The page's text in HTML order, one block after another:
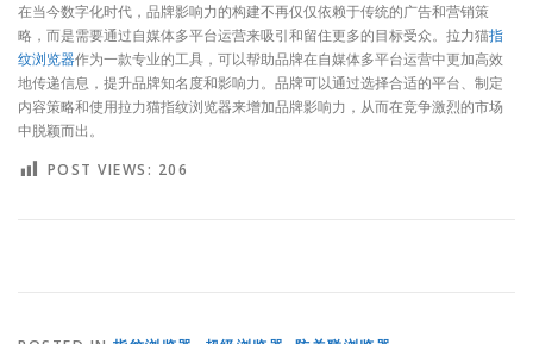
在当今数字化时代，品牌影响力的构建不再仅仅依赖于传统的广告和营销策
略，而是需要通过自媒体多平台运营来吸引和留住更多的目标受众。拉力猫指
纹浏览器作为一款专业的工具，可以帮助品牌在自媒体多平台运营中更加高效
地传递信息，提升品牌知名度和影响力。品牌可以通过选择合适的平台、制定
内容策略和使用拉力猫指纹浏览器来增加品牌影响力，从而在竞争激烈的市场
中脱颖而出。
POST VIEWS: 206